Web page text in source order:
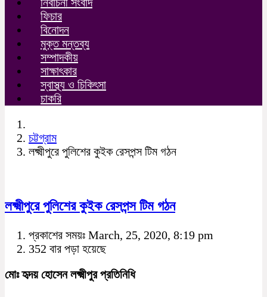
ফিচার
বিনোদন
মুক্ত মন্তব্য
সম্পাদকীয়
সাক্ষাৎকার
স্বাস্থ্য ও চিকিৎসা
চাকরি
চট্টগ্রাম
লক্ষ্মীপুরে পুলিশের কুইক রেসপন্স টিম গঠন
লক্ষ্মীপুরে পুলিশের কুইক রেসপন্স টিম গঠন
প্রকাশের সময়ঃ March, 25, 2020, 8:19 pm
352 বার পড়া হয়েছে
মোঃ হৃদয় হোসেন লক্ষ্মীপুর প্রতিনিধি